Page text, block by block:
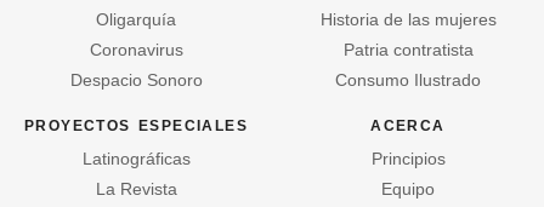
Oligarquía
Coronavirus
Despacio Sonoro
Historia de las mujeres
Patria contratista
Consumo Ilustrado
proyectos especiales
Latinográficas
La Revista
acerca
Principios
Equipo